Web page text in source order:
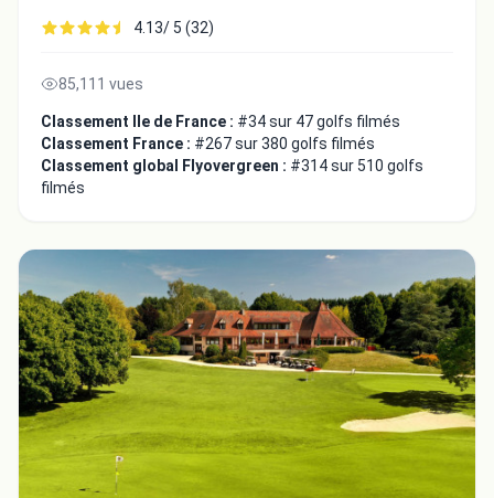
4.13/ 5 (32)
85,111 vues
Classement Ile de France : #34 sur 47 golfs filmés
Classement France : #267 sur 380 golfs filmés
Classement global Flyovergreen : #314 sur 510 golfs
filmés